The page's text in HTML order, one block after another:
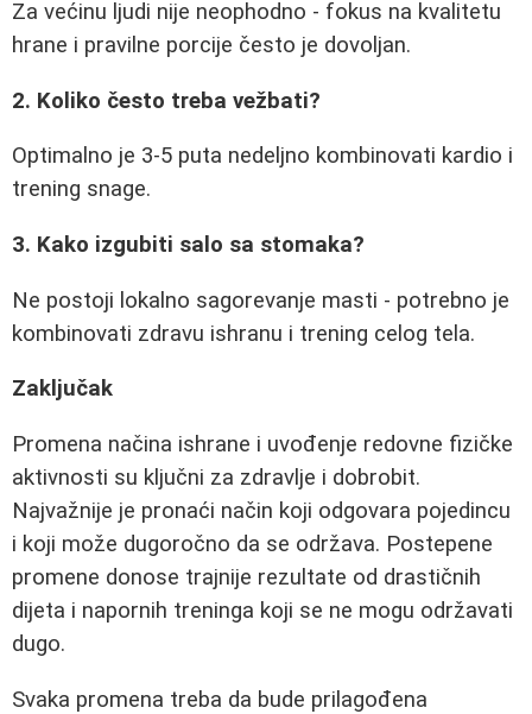
Za većinu ljudi nije neophodno - fokus na kvalitetu
hrane i pravilne porcije često je dovoljan.
2. Koliko često treba vežbati?
Optimalno je 3-5 puta nedeljno kombinovati kardio i
trening snage.
3. Kako izgubiti salo sa stomaka?
Ne postoji lokalno sagorevanje masti - potrebno je
kombinovati zdravu ishranu i trening celog tela.
Zaključak
Promena načina ishrane i uvođenje redovne fizičke
aktivnosti su ključni za zdravlje i dobrobit.
Najvažnije je pronaći način koji odgovara pojedincu
i koji može dugoročno da se održava. Postepene
promene donose trajnije rezultate od drastičnih
dijeta i napornih treninga koji se ne mogu održavati
dugo.
Svaka promena treba da bude prilagođena